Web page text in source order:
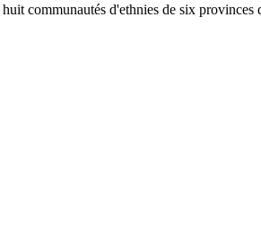
communautés d'ethnies de six provinces